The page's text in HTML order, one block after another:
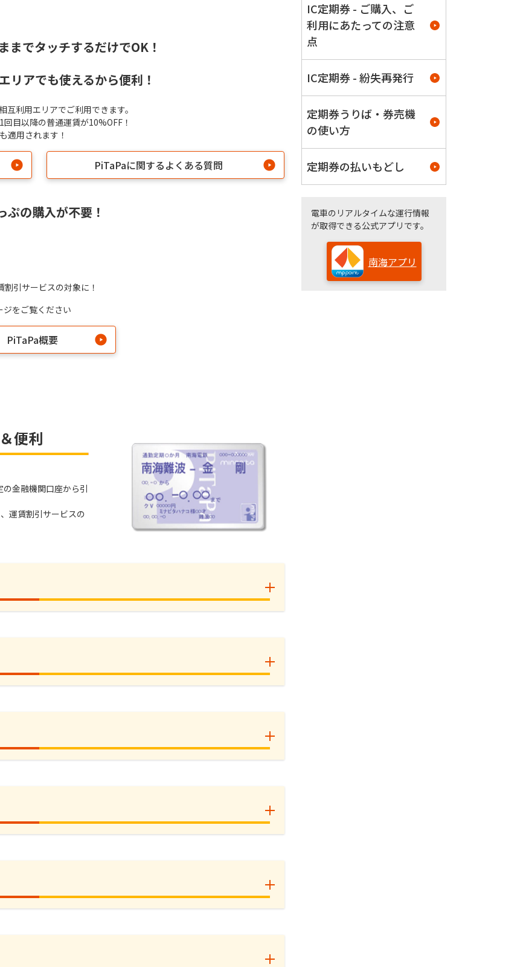
でタッチするだけでOK！
アでも使えるから便利！
利用エリアでご利用できます。
目以降の普通運賃が10%OFF！
適用されます！
PiTaPaに関するよくある質問
の購入が不要！
引サービスの対象に！
ジをご覧ください
PiTaPa概要
便利
金融機関口座から引
運賃割引サービスの
IC定期券 - ご購入、ご
利用にあたっての注意
点
IC定期券 - 紛失再発行
定期券うりば・券売機
の使い方
定期券の払いもどし
電車のリアルタイムな運行情報
が取得できる公式アプリです。
南海アプリ